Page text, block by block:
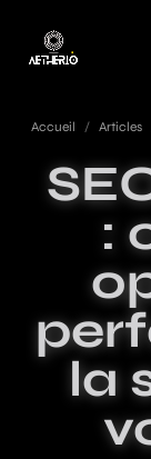
Accueil / Articles
:
la